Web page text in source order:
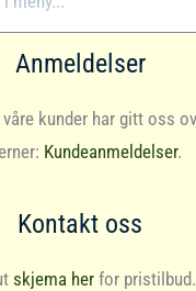
Anmeldelser
kunder har gitt oss
Kundeanmeldelser.
Kontakt oss
skjema herfor pristilbud.